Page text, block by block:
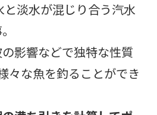
と淡水が混じり合う汽水
影響などで独特な性質
々な魚を釣ることができ